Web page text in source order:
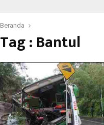
Beranda
Tag : Bantul